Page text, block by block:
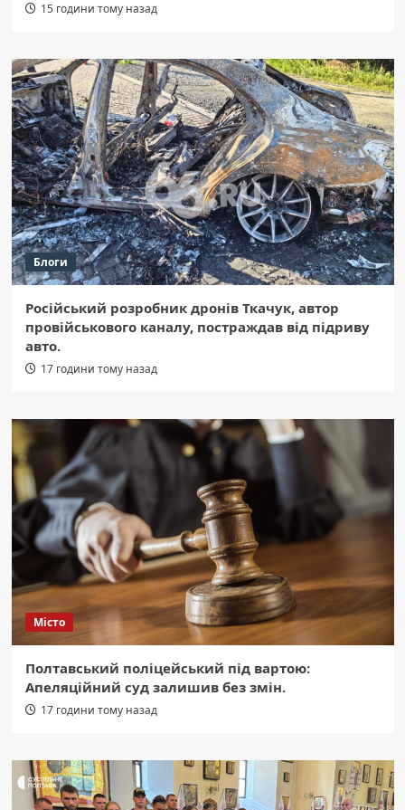
15 години тому назад
Блоги
Російський розробник дронів Ткачук, автор
провійськового каналу, постраждав від підриву
авто.
17 години тому назад
Місто
Полтавський поліцейський під вартою:
Апеляційний суд залишив без змін.
17 години тому назад